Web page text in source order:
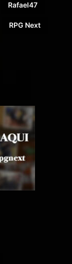
Rafael47
RPG Next